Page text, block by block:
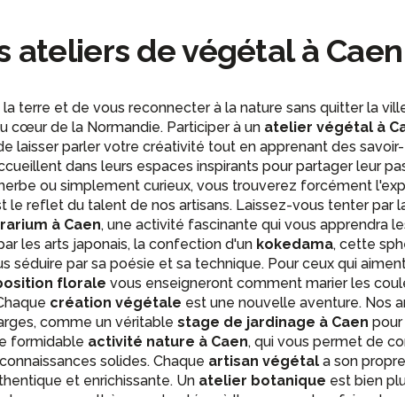
ateliers de végétal à Caen
terre et de vous reconnecter à la nature sans quitter la
cœur de la Normandie. Participer à un atelier végétal à
laisser parler votre créativité tout en apprenant des
dans leurs espaces inspirants pour partager leur
ou simplement curieux, vous trouverez forcément
le reflet du talent de nos artisans. Laissez-vous tenter par
à Caen, une activité fascinante qui vous apprendra
les arts japonais, la confection d'un kokedama, cette
séduire par sa poésie et sa technique. Pour ceux qui
florale vous enseigneront comment marier les
création végétale est une nouvelle aventure. Nos
comme un véritable stage de jardinage à Caen
formidable activité nature à Caen, qui vous permet de
solides. Chaque artisan végétal a son
et enrichissante. Un atelier botanique est bien